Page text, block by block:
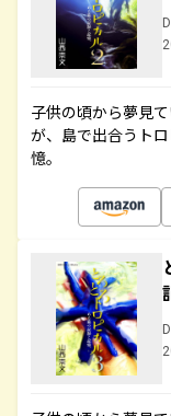
子供の頃から夢見
が、島で出合うト
憶。